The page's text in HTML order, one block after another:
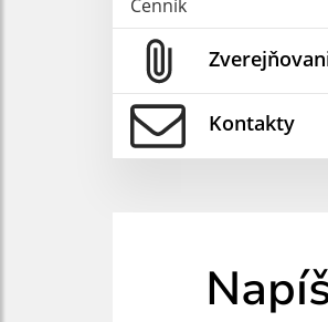
Cenník
Kontakty